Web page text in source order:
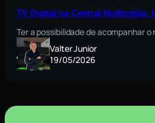
TV Digital na Central Multimídia:
Ter a possibilidade de acompanhar
Valter Junior
19/05/2026